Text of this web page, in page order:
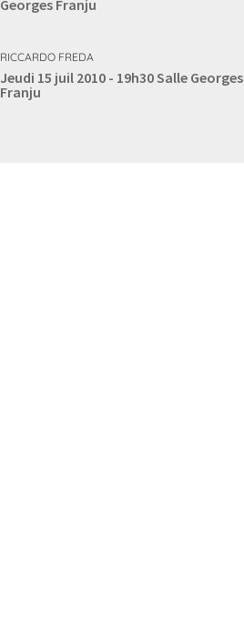
Georges Franju
RICCARDO FREDA
Jeudi 15 juil 2010 - 19h30Salle Georges
Franju